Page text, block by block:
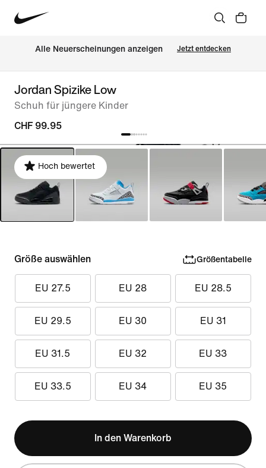
Alle Neuerscheinungen anzeigen Jetzt entdecken
Jordan Spizike Low
Schuh für jüngere Kinder
CHF 99.95
Hoch bewertet
Größe auswählen Größentabelle
EU 27.5 EU 28 EU 28.5
EU 29.5 EU 30 EU 31
EU 31.5 EU 32 EU 33
EU 33.5 EU 34 EU 35
In den Warenkorb